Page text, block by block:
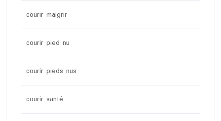
courir maigrir
courir pied nu
courir pieds nus
courir santé